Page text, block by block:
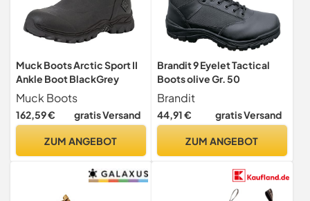
Muck Boots Arctic Sport II
Ankle Boot BlackGrey
Muck Boots
162,59 € gratis Versand
ZUM ANGEBOT
Brandit 9 Eyelet Tactical
Boots olive Gr. 50
Brandit
44,91 € gratis Versand
ZUM ANGEBOT